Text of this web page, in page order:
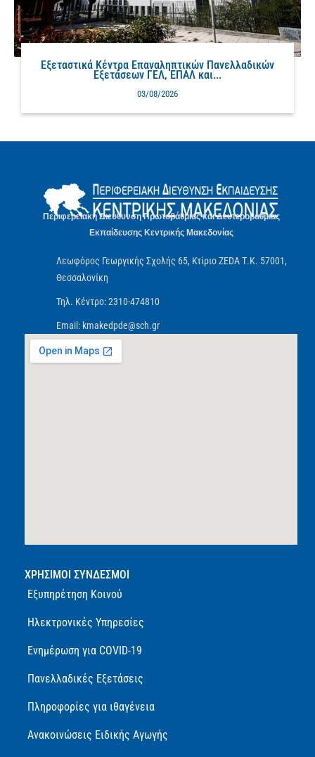
Εξεταστικά Κέντρα Επαναληπτικών Πανελλαδικών
Εξετάσεων ΓΕΛ, ΕΠΑΛ και...
03/08/2026
Περιφερειακή Διεύθυνση Πρωτοβάθμιας και Δευτεροβάθμιας
Εκπαίδευσης Κεντρικής Μακεδονίας
Λεωφόρος Γεωργικής Σχολής 65, Κτίριο ZEDA Τ.Κ. 57001,
Θεσσαλονίκη
Τηλ. Κέντρο: 2310-474810
Email: kmakedpde@sch.gr
ΧΡΗΣΙΜΟΙ ΣΥΝΔΕΣΜΟΙ
Εξυπηρέτηση Κοινού
Ηλεκτρονικές Υπηρεσίες
Ενημέρωση για COVID-19
Πανελλαδικές Εξετάσεις
Πληροφορίες για ιθαγένεια
Ανακοινώσεις Ειδικής Αγωγής